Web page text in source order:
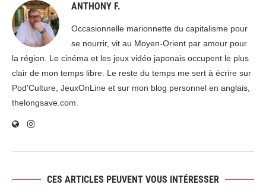
ANTHONY F.
Occasionnelle marionnette du capitalisme pour
se nourrir, vit au Moyen-Orient par amour pour
la région. Le cinéma et les jeux vidéo japonais occupent le plus
clair de mon temps libre. Le reste du temps me sert à écrire sur
Pod'Culture, JeuxOnLine et sur mon blog personnel en anglais,
thelongsave.com.
CES ARTICLES PEUVENT VOUS INTÉRESSER